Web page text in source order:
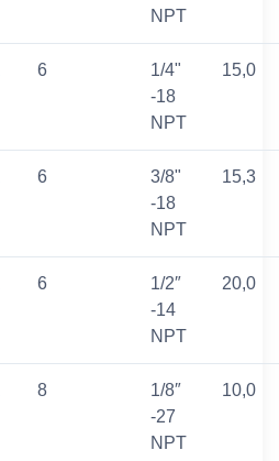
NPT
6
1/4"
-18
NPT
15,0
6
3/8"
-18
NPT
15,3
6
1/2″
-14
NPT
20,0
8
1/8″
-27
NPT
10,0